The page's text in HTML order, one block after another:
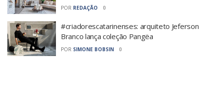
POR REDAÇÃO 0
#criadorescatarinenses: arquiteto Jeferson
Branco lança coleção Pangëa
POR SIMONE BOBSIN 0